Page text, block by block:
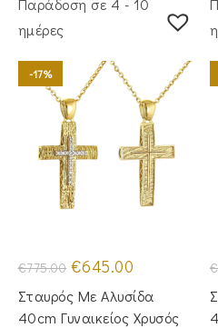
Παράδοση σε 4 - 10
ημέρες
-17%
€775.00 Original
price
was:
€775.00.
€645.00
τιμή
είναι:
€645.00.
Σταυρός Με Αλυσίδα
40cm Γυναικείος Χρυσός
€